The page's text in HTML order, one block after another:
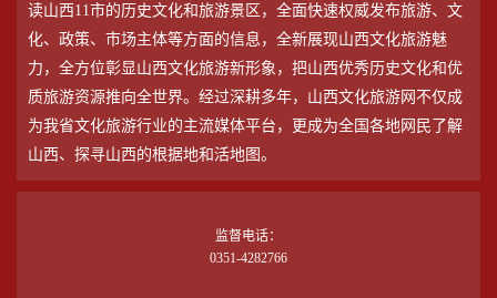
读山西11市的历史文化和旅游景区，全面快速权威发布旅游、文
化、政策、市场主体等方面的信息，全新展现山西文化旅游魅
力，全方位彰显山西文化旅游新形象，把山西优秀历史文化和优
质旅游资源推向全世界。经过深耕多年，山西文化旅游网不仅成
为我省文化旅游行业的主流媒体平台，更成为全国各地网民了解
山西、探寻山西的根据地和活地图。
监督电话：
0351-4282766